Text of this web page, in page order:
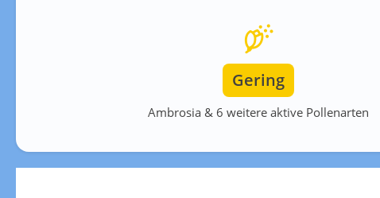
Gering
Ambrosia & 6 weitere aktive Pollenarten